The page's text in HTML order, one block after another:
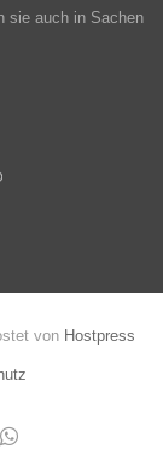
sie auch in Sachen
von Hostpress
WhatsApp